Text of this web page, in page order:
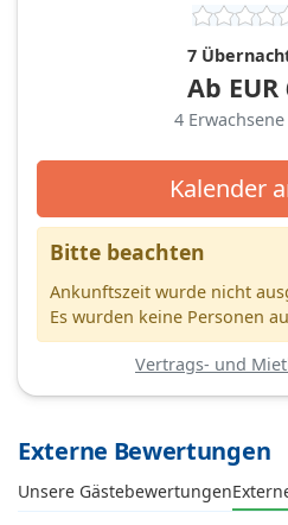
7
Ab EUR
4 Erwachsene
Kalender
Bitte beachten
Ankunftszeit wurde nicht
Es wurden keine Personen
Vertrags- und
Externe Bewertungen
Unsere Gästebewertungen